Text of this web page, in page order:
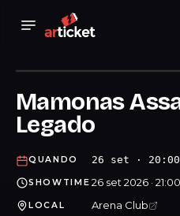
Mamonas
Legado
QUANDO 26 set · 20:00
SHOWTIME 26 set 2026 · 21:00
LOCAL Arena Club